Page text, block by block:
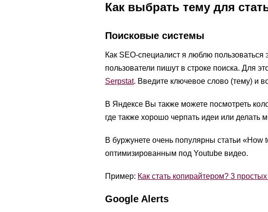
Как выбрать тему для
Поисковые системы
Как SEO-специалист я люблю
пользователи пишут в строке поиска. Для
Serpstat. Введите ключевое слово (тему) и
В Яндексе Вы также можете посмотреть
где также хорошо черпать идеи или делать
В буржунете очень популярны статьи
оптимизированным под Youtube видео.
Пример: Как стать копирайтером? 3
Google Alerts